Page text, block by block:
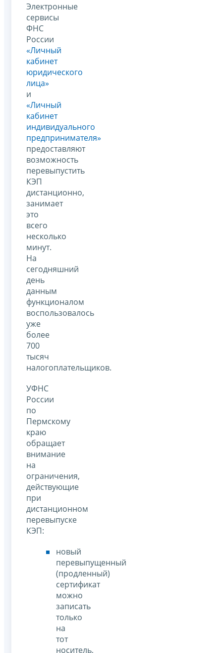
Электронные
сервисы
ФНС
России
«Личный
кабинет
юридического
лица»
и
«Личный
кабинет
индивидуального
предпринимателя»
предоставляют
возможность
перевыпустить
КЭП
дистанционно,
занимает
это
всего
несколько
минут.
На
сегодняшний
день
данным
функционалом
воспользовалось
уже
более
700
тысяч
налогоплательщиков.
УФНС
России
по
Пермскому
краю
обращает
внимание
на
ограничения,
действующие
при
дистанционном
перевыпуске
КЭП:
новый
перевыпущенный
(продленный)
сертификат
можно
записать
только
на
тот
носитель,